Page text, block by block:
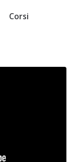
Corsi